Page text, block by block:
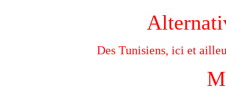
Des Tunisiens, ici et